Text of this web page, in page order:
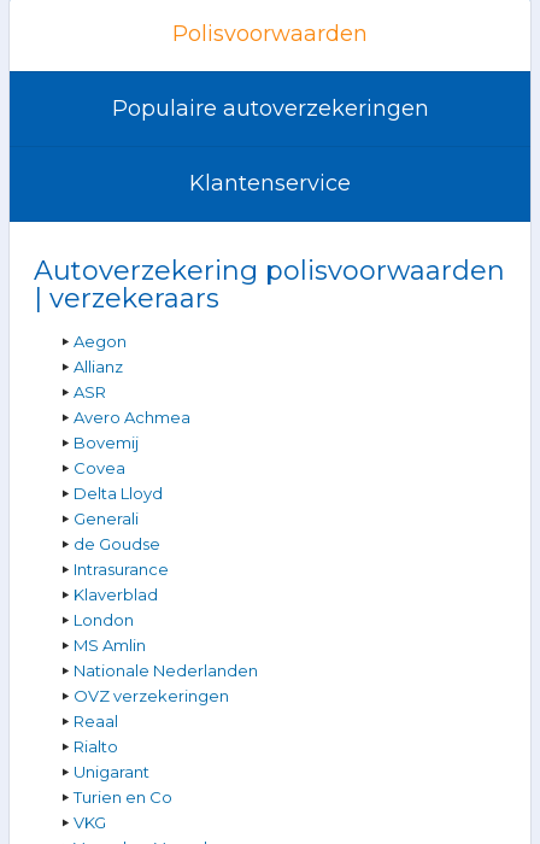
Polisvoorwaarden
Populaire autoverzekeringen
Klantenservice
Autoverzekering polisvoorwaarden
| verzekeraars
Aegon
Allianz
ASR
Avero Achmea
Bovemij
Covea
Delta Lloyd
Generali
de Goudse
Intrasurance
Klaverblad
London
MS Amlin
Nationale Nederlanden
OVZ verzekeringen
Reaal
Rialto
Unigarant
Turien en Co
VKG